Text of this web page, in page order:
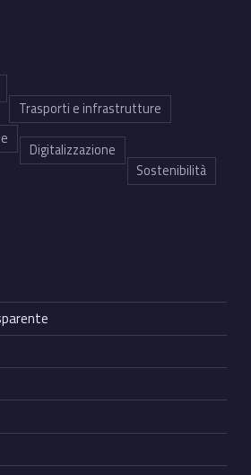
Trasporti e infrastrutture
Digitalizzazione
Sostenibilità